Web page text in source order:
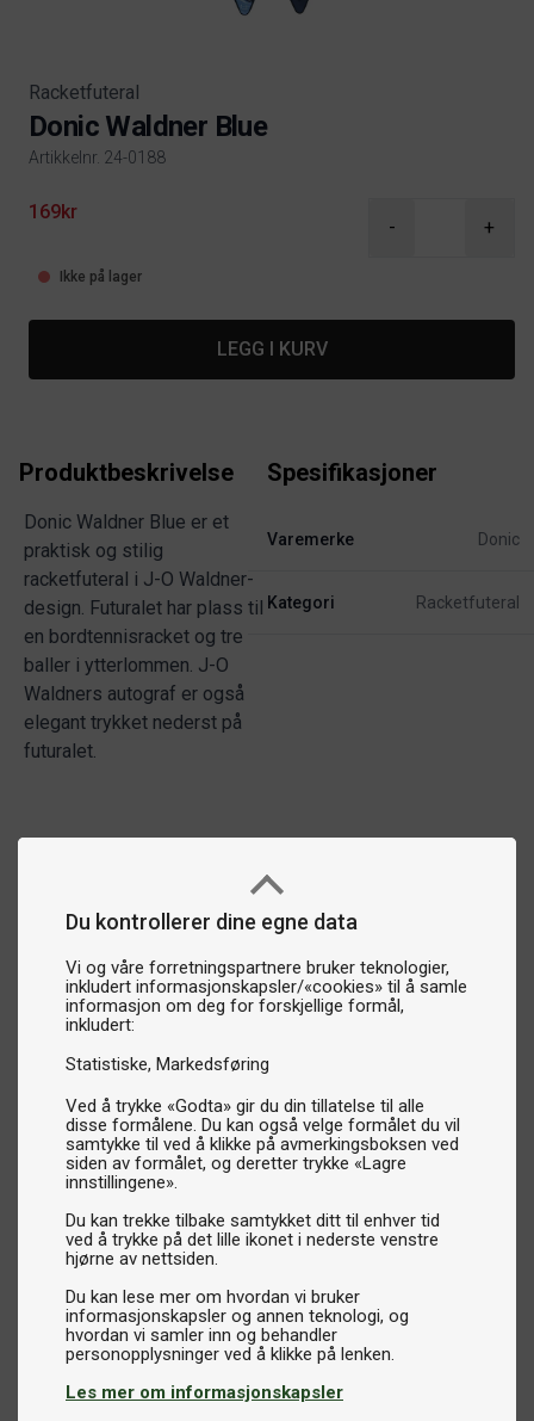
Du kontrollerer dine egne data
Vi og våre forretningspartnere bruker teknologier,
inkludert informasjonskapsler/«cookies» til å samle
informasjon om deg for forskjellige formål,
inkludert:
Statistiske Markedsføring
Ved å trykke «Godta» gir du din tillatelse til alle
disse formålene. Du kan også velge formålet du vil
samtykke til ved å klikke på avmerkingsboksen ved
siden av formålet, og deretter trykke «Lagre
innstillingene».
Du kan trekke tilbake samtykket ditt til enhver tid
ved å trykke på det lille ikonet i nederste venstre
hjørne av nettsiden.
Du kan lese mer om hvordan vi bruker
informasjonskapsler og annen teknologi, og
hvordan vi samler inn og behandler
Les mer om informasjonskapsler
Racketfuteral
Donic Waldner Blue
Artikkelnr. 24-0188
Product information
169kr
- +
Ikke på lager
LEGG I KURV
Produktbeskrivelse
Donic Waldner Blue er et
praktisk og stilig
racketfuteral i J-O Waldner-
design. Futuralet har plass til
en bordtennisracket og tre
baller i ytterlommen. J-O
Waldners autograf er også
elegant trykket nederst på
futuralet.
Spesifikasjoner
Varemerke Donic
Kategori Racketfuteral